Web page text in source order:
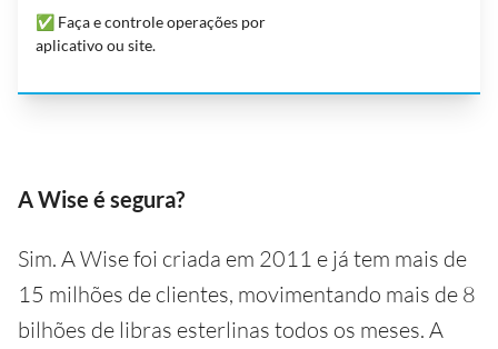
✅ Faça e controle operações por
aplicativo ou site.
A Wise é segura?
Sim. A Wise foi criada em 2011 e já tem mais de
15 milhões de clientes, movimentando mais de 8
bilhões de libras esterlinas todos os meses. A